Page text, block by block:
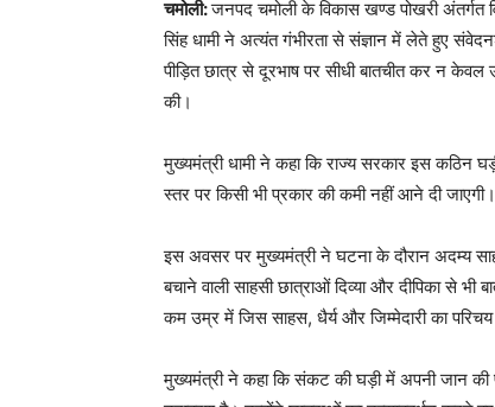
चमोली:जनपद चमोली के विकास खण्ड पोखरी अंतर्गत
सिंह धामी ने अत्यंत गंभीरता से संज्ञान में लेते हुए
पीड़ित छात्र से दूरभाष पर सीधी बातचीत कर न
की।
मुख्यमंत्री धामी ने कहा कि राज्य सरकार इस कठिन
स्तर पर किसी भी प्रकार की कमी नहीं आने दी जाएगी।
इस अवसर पर मुख्यमंत्री ने घटना के दौरान अदम्य
बचाने वाली साहसी छात्राओं दिव्या और दीपिका से
कम उम्र में जिस साहस, धैर्य और जिम्मेदारी का
मुख्यमंत्री ने कहा कि संकट की घड़ी में अपनी जान की